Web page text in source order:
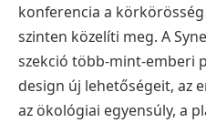
konferencia a
szinten közelíti meg. A
szekció több-mint-emberi
design új lehetőségeit, az
az ökológiai egyensúly, a